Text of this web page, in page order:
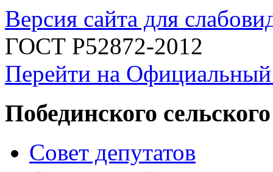
Версия сайта для
ГОСТ Р52872-2012
Перейти на
Побединского
Совет депутатов